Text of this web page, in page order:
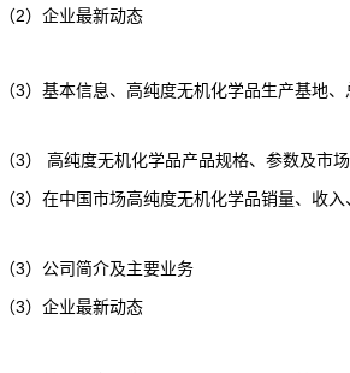
企业最新动态
本信息、高纯度无机化学品生产基地、
纯度无机化学品产品规格、参数及市场
中国市场高纯度无机化学品销量、收入
公司简介及主要业务
企业最新动态